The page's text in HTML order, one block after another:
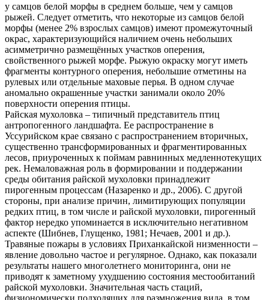
у самцов белой морфы в среднем больше, чем у самцов
рыжей. Следует отметить, что некоторые из самцов белой
морфы (менее 2% взрослых самцов) имеют промежуточный
окрас, характеризующийся наличием очень небольших
асимметрично размещённых участков оперения,
свойственного рыжей морфе. Рыжую окраску могут иметь
фрагменты контурного оперения, небольшие отметины на
рулевых или отдельные маховые перья. В одном случае
аномально окрашенные участки занимали около 20%
поверхности оперения птицы.
Райская мухоловка – типичный представитель птиц
антропогенного ландшафта. Ее распространение в
Уссурийском крае связано с распространением вторичных,
существенно трансформированных и фрагментированных
лесов, приуроченных к поймам равнинных медленнотекущих
рек. Немаловажная роль в формировании и поддержании
среды обитания райской мухоловки принадлежит
пирогенным процессам (Назаренко и др., 2006). С другой
стороны, при анализе причин, лимитирующих популяции
редких птиц, в том числе и райской мухоловки, пирогенный
фактор нередко упоминается в исключительно негативном
аспекте (Шибнев, Глущенко, 1981; Нечаев, 2001 и др.).
Травяные пожары в условиях Приханкайской низменности –
явление довольно частое и регулярное. Однако, как показали
результаты нашего многолетнего мониторинга, они не
приводят к заметному ухудшению состояния местообитаний
райской мухоловки. Значительная часть стаций,
физиономически подходящих для размножения вида, в том